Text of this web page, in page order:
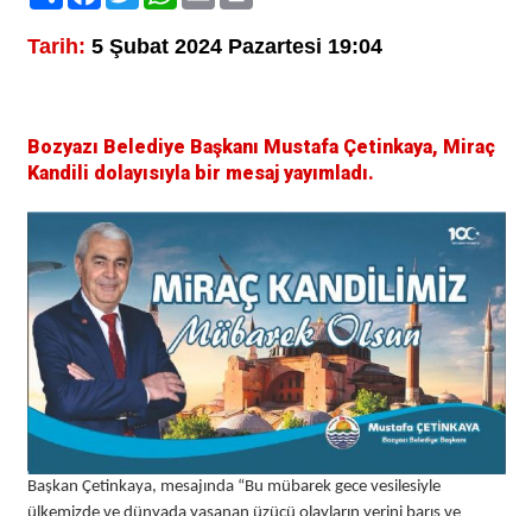
Tarih: 5 Şubat 2024 Pazartesi 19:04
Bozyazı Belediye Başkanı Mustafa Çetinkaya, Miraç
Kandili dolayısıyla bir mesaj yayımladı.
Başkan Çetinkaya, mesajında “Bu mübarek gece vesilesiyle